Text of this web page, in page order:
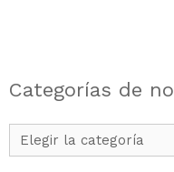
Categorías de
Categorías
de